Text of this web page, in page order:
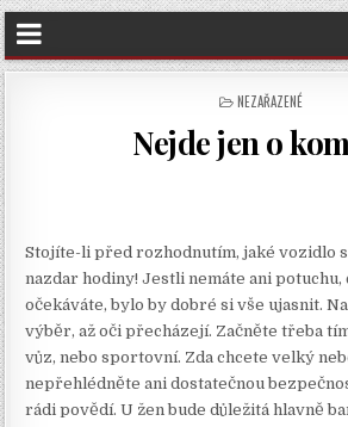
POSTED
NEZAŘAZENÉ
Nejde jen o
Stojíte-li před rozhodnutím, jaké vozidlo
nazdar hodiny! Jestli nemáte ani potuchu,
očekáváte, bylo by dobré si vše ujasnit.
výběr, až oči přecházejí. Začněte třeba
vůz, nebo sportovní. Zda chcete velký
nepřehlédněte ani dostatečnou
rádi povědí. U žen bude důležitá hlavně